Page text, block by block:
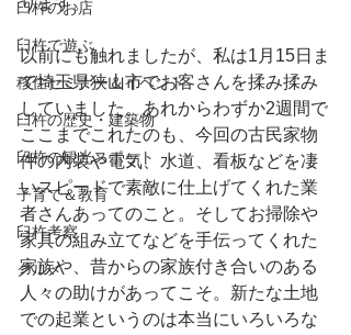
臼杵のお店
臼杵で遊ぶ
移住セミナー＆イベント
臼杵の歴史・建築物
臼杵の観光スポット
子育て＆教育
臼杵考察
グルメ
以前にも触れましたが、私は1月15日ま
で埼玉県狭山市でお客さんを揉み揉み
していました。あれからわずか2週間で
ここまでこれたのも、今回の古民家物
件の内装や電気、水道、看板などを凄
いスピードで素敵に仕上げてくれた業
者さんあってのこと。そしてお掃除や
家具の組み立てなどを手伝ってくれた
家族や、昔からの家族付き合いのある
人々の助けがあってこそ。新たな土地
での起業というのは本当にいろいろな